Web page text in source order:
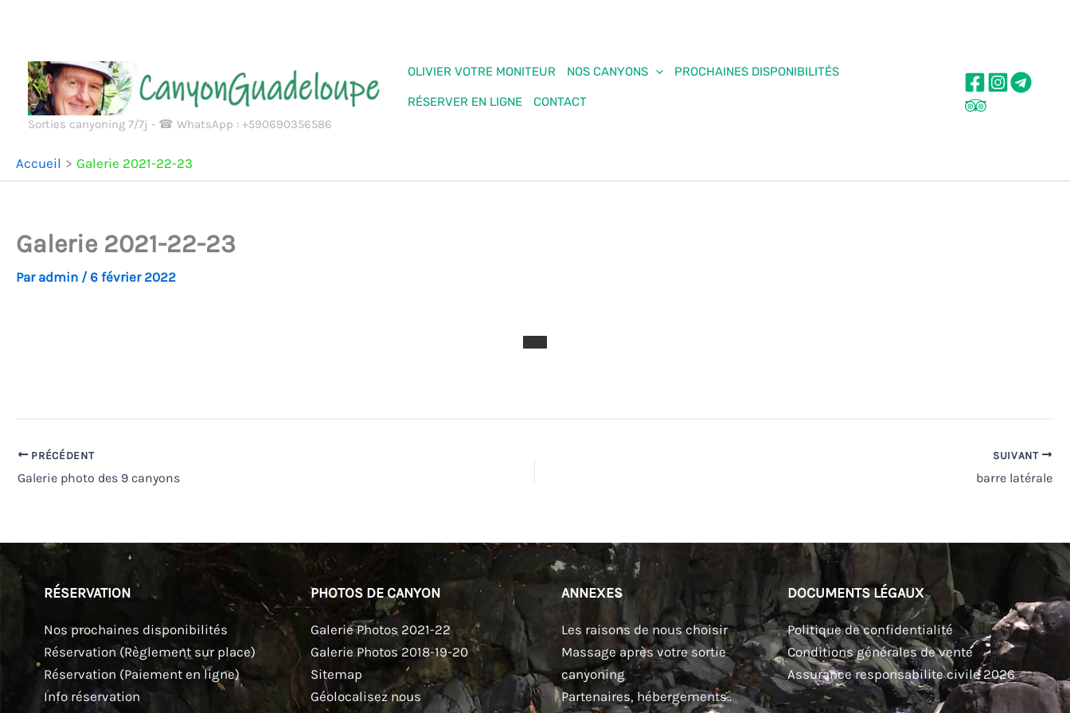
Sorties canyoning 7/7j - ☎ WhatsApp : +590690356586
OLIVIER VOTRE MONITEUR NOS CANYONS PROCHAINES DISPONIBILITÉS
RÉSERVER EN LIGNE CONTACT
Accueil Galerie 2021-22-23
Galerie 2021-22-23
Par admin /6 février 2022
PRÉCÉDENT
Galerie photo des 9 canyons
SUIVANT
barre latérale
RÉSERVATION
Nos prochaines disponibilités
Réservation (Règlement sur place)
Réservation (Paiement en ligne)
Info réservation
PHOTOS DE CANYON
Galerie Photos 2021-22
Galerie Photos 2018-19-20
Sitemap
Géolocalisez nous
ANNEXES
Les raisons de nous choisir
Massage après votre sortie
canyoning
Partenaires, hébergements..
DOCUMENTS LÉGAUX
Politique de confidentialité
Conditions générales de vente
Assurance responsabilite civile 2026